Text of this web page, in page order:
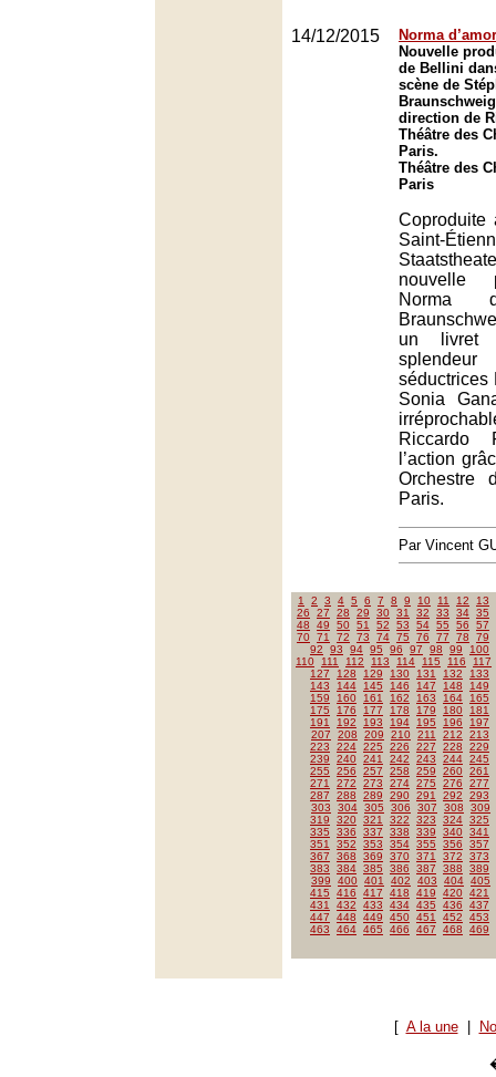
14/12/2015
Norma
Nouvelle
de Bellini
scène de
direction de
Théâtre des
Paris.
Théâtre des
Paris
Coproduite
Saint-
nouvelle
Norma
un livret
séductrices
Sonia
Riccardo
l’action
Orchestre
Paris.
Par Vincent
1 2 3 4 5 6 7 8 9 10 11 12
13
26
27 28 29 30 31 32 33 34 35
48
49 50 51 52 53 54 55 56
57
70 71 72 73 74 75 76 77 78
79
92
93 94 95 96 97 98 99
100
110
111 112 113 114 115 116
117
127
128 129 130 131 132
133
143
144 145 146 147 148
149
159
160 161 162 163 164
165
175
176 177 178 179 180
181
191
192 193 194 195 196
197
207
208 209 210 211 212
213
223
224 225 226 227 228
229
239
240 241 242 243 244 245
255
256 257 258 259 260 261
271
272 273 274 275 276
277
287
288 289 290 291 292
293
303
304 305 306 307 308
309
319
320 321 322 323 324 325
335
336 337 338 339 340 341
351
352 353 354 355 356
357
367
368 369 370 371 372
373
383
384 385 386 387 388
389
399
400 401 402 403 404 405
415
416 417 418 419 420 421
431
432 433 434 435 436
437
447
448 449 450 451 452
453
463
464 465 466 467 468 469
[ A la une|